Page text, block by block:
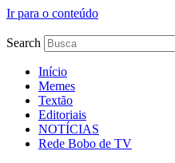
Ir para o conteúdo
Search
Início
Memes
Textão
Editoriais
NOTÍCIAS
Rede Bobo de TV